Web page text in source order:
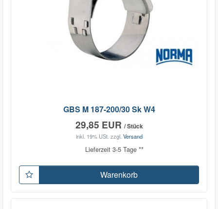
GBS M 187-200/30 Sk W4
29,85 EUR / Stück
inkl. 19% USt. zzgl. Versand
Lieferzeit 3-5 Tage **
Warenkorb